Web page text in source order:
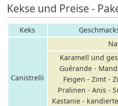
Kekse und Preise -
Keks
Canistrelli
Karamell und
Guérande -
Feigen - Zimt -
Pralinen - Anis -
Kastanie -